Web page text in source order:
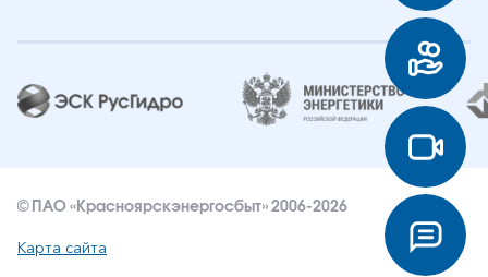
© ПАО «Красноярскэнергосбыт» 2006-2026
Карта сайта